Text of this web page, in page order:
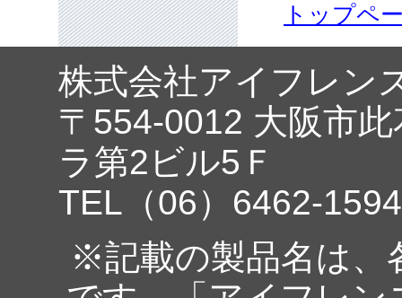
トップペ
株式会社アイフレン
〒554-0012 大阪市
ラ第2ビル5Ｆ
TEL（06）6462-
※記載の製品名は、